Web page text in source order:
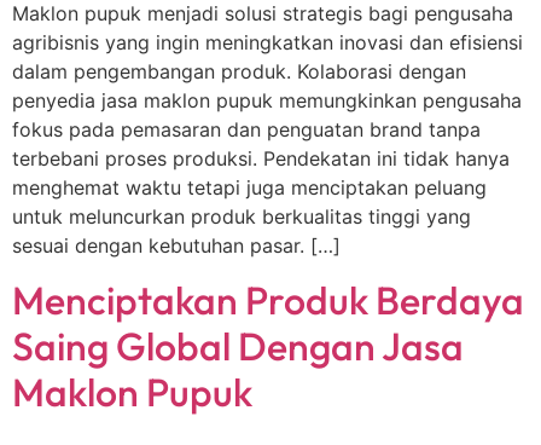
Maklon pupuk menjadi solusi strategis bagi pengusaha
agribisnis yang ingin meningkatkan inovasi dan efisiensi
dalam pengembangan produk. Kolaborasi dengan
penyedia jasa maklon pupuk memungkinkan pengusaha
fokus pada pemasaran dan penguatan brand tanpa
terbebani proses produksi. Pendekatan ini tidak hanya
menghemat waktu tetapi juga menciptakan peluang
untuk meluncurkan produk berkualitas tinggi yang
sesuai dengan kebutuhan pasar. […]
Menciptakan Produk Berdaya
Saing Global Dengan Jasa
Maklon Pupuk